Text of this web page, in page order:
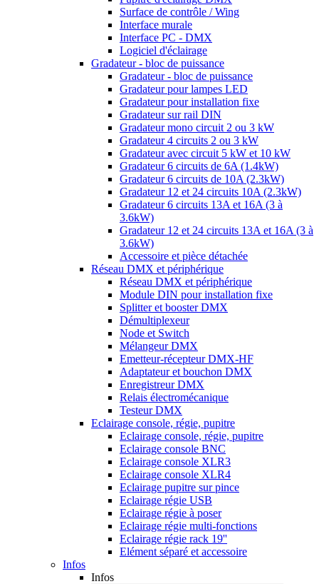
Surface de contrôle / Wing
Interface murale
Interface PC - DMX
Logiciel d'éclairage
Gradateur - bloc de puissance
Gradateur - bloc de puissance
Gradateur pour lampes LED
Gradateur pour installation fixe
Gradateur sur rail DIN
Gradateur mono circuit 2 ou 3 kW
Gradateur 4 circuits 2 ou 3 kW
Gradateur avec circuit 5 kW et 10 kW
Gradateur 6 circuits de 6A (1.4kW)
Gradateur 6 circuits de 10A (2.3kW)
Gradateur 12 et 24 circuits 10A (2.3kW)
Gradateur 6 circuits 13A et 16A (3 à
3.6kW)
Gradateur 12 et 24 circuits 13A et 16A (3 à
3.6kW)
Accessoire et pièce détachée
Réseau DMX et périphérique
Réseau DMX et périphérique
Module DIN pour installation fixe
Splitter et booster DMX
Démultiplexeur
Node et Switch
Mélangeur DMX
Emetteur-récepteur DMX-HF
Adaptateur et bouchon DMX
Enregistreur DMX
Relais électromécanique
Testeur DMX
Eclairage console, régie, pupitre
Eclairage console, régie, pupitre
Eclairage console BNC
Eclairage console XLR3
Eclairage console XLR4
Eclairage pupitre sur pince
Eclairage régie USB
Eclairage régie à poser
Eclairage régie multi-fonctions
Eclairage régie rack 19''
Elément séparé et accessoire
Infos
Infos